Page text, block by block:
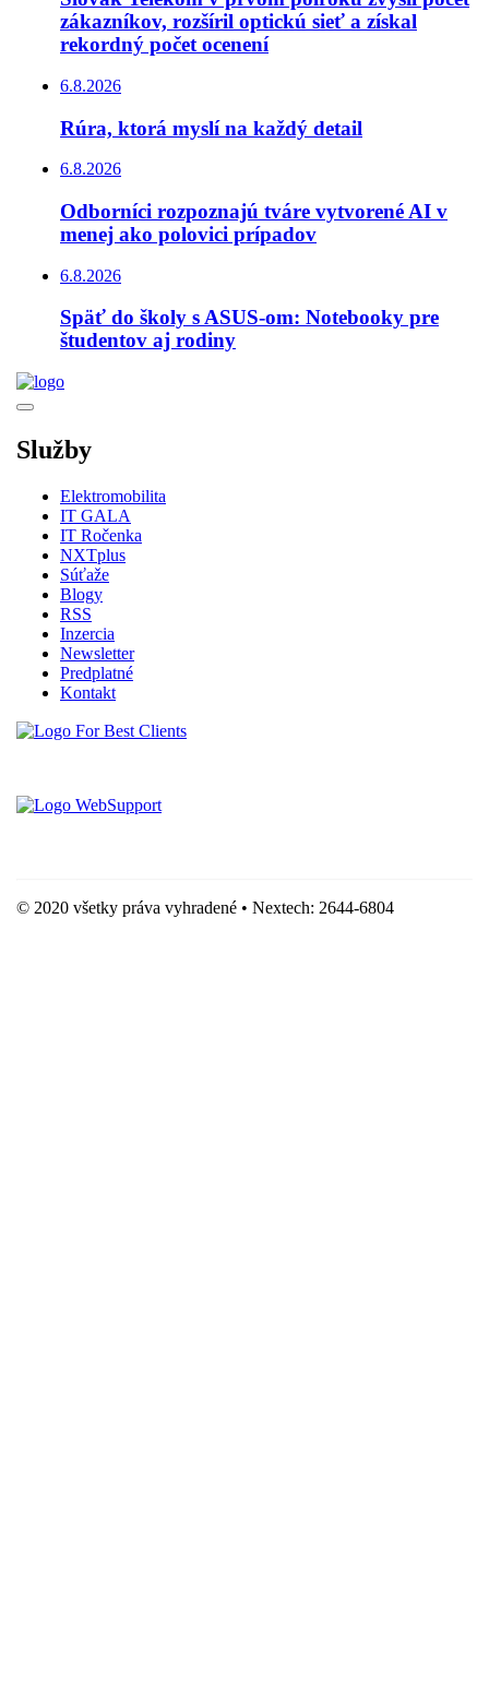
zákazníkov, rozšíril optickú sieť a získal
rekordný počet ocenení
6.8.2026
Rúra, ktorá myslí na každý detail
6.8.2026
Odborníci rozpoznajú tváre vytvorené AI v
menej ako polovici prípadov
6.8.2026
Späť do školy s ASUS-om: Notebooky pre
študentov aj rodiny
Služby
Elektromobilita
IT GALA
IT Ročenka
NXTplus
Súťaže
Blogy
RSS
Inzercia
Newsletter
Predplatné
Kontakt
© 2020 všetky práva vyhradené • Nextech: 2644-6804